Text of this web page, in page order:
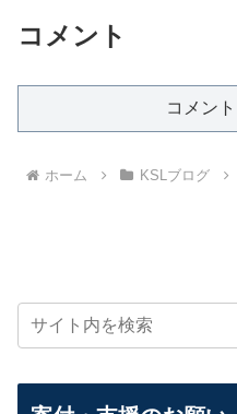
コメント
コメン
ホーム KSLブログ